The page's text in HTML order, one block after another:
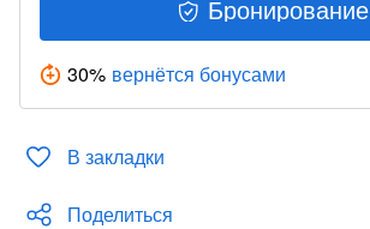
Бронирование
30% вернётся бонусами
В закладки
Поделиться